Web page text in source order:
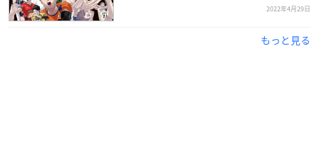
2022年4月29日
もっと見る